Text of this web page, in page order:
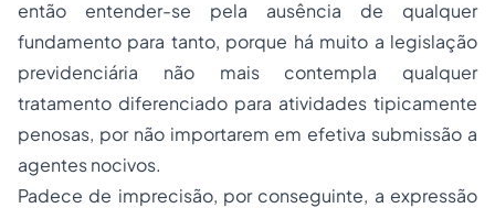
então entender-se pela ausência de qualquer
fundamento para tanto, porque há muito a legislação
previdenciária não mais contempla qualquer
tratamento diferenciado para atividades tipicamente
penosas, por não importarem em efetiva submissão a
agentes nocivos.
Padece de imprecisão, por conseguinte, a expressão